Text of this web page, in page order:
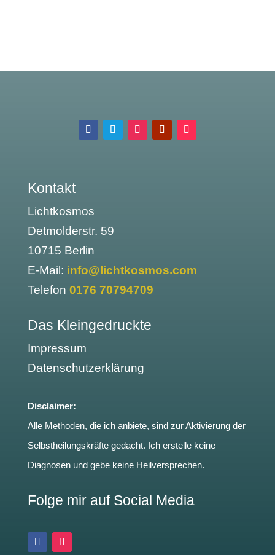
Kontakt
Lichtkosmos
Detmolderstr. 59
10715 Berlin
E-Mail: info@lichtkosmos.com
Telefon 0176 70794709
Das Kleingedruckte
Impressum
Datenschutzerklärung
Disclaimer:
Alle Methoden, die ich anbiete, sind zur Aktivierung der
Selbstheilungskräfte gedacht. Ich erstelle keine
Diagnosen und gebe keine Heilversprechen.
Folge mir auf Social Media